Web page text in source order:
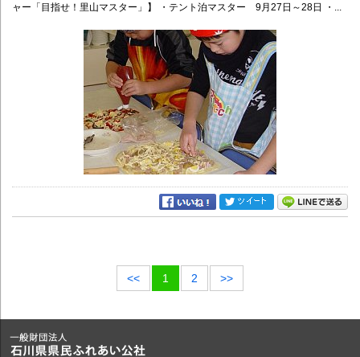
ャー「目指せ！里山マスター」】 ・テント泊マスター 9月27日～28日 ・...
<< 1 2 >>